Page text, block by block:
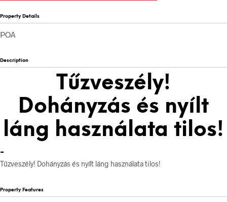
Property Details
POA
Description
Tűzveszély!
Dohányzás és nyílt
láng használata tilos!
-
Tűzveszély! Dohányzás és nyílt láng használata tilos!
Property Features